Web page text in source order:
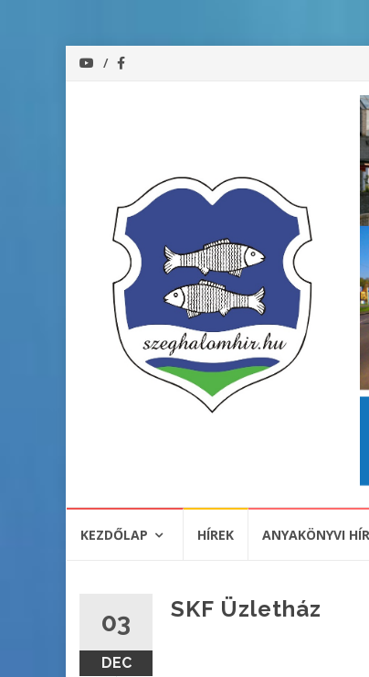
KEZDŐLAP HÍREK ANYAKÖNYVI
03
DEC
SKF Üzletház